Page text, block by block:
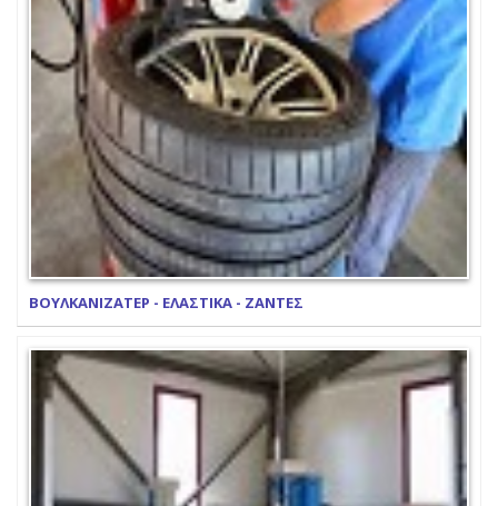
ΒΟΥΛΚΑΝΙΖΑΤΕΡ - ΕΛΑΣΤΙΚΑ - ΖΑΝΤΕΣ